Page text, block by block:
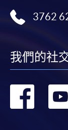
本學院（包括其
款卡、智能卡或
失誤、延誤、中
（3）付款的網
誤；（4）任何
3762
我們的社
轉